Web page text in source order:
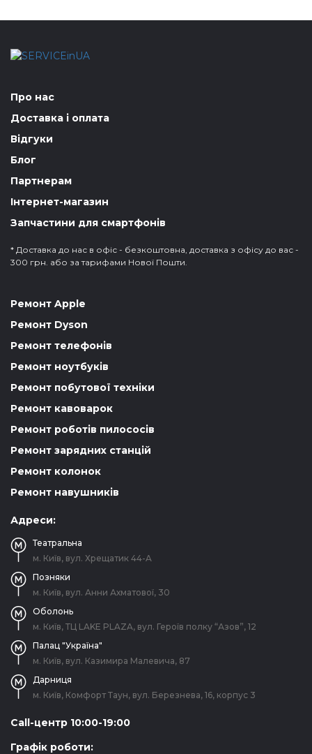
Про нас
Доставка і оплата
Відгуки
Блог
Партнерам
Інтернет-магазин
Запчастини для смартфонів
* Доставка до нас в офіс - безкоштовна, доставка з офісу до вас -
300 грн. або за тарифами Нової Пошти.
Ремонт Apple
Ремонт Dyson
Ремонт телефонів
Ремонт ноутбуків
Ремонт побутової техніки
Ремонт кавоварок
Ремонт роботів пилососів
Ремонт зарядних станцій
Ремонт колонок
Ремонт навушників
Адреси:
Театральна
м. Київ, вул. Хрещатик 44-A
Позняки
м. Київ, вул. Анни Ахматової, 30
Оболонь
м. Київ, ТЦ LAKE PLAZA, вул. Героїв полку “Азов”, 12
Палац "Україна"
м. Київ, вул. Казимира Малевича, 87
Дарниця
м. Київ, Комфорт Таун, вул. Березнева, 16, корпус 3
Call-центр 10:00-19:00
Графік роботи: